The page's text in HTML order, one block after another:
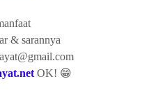
& sarannya
OK! 😁